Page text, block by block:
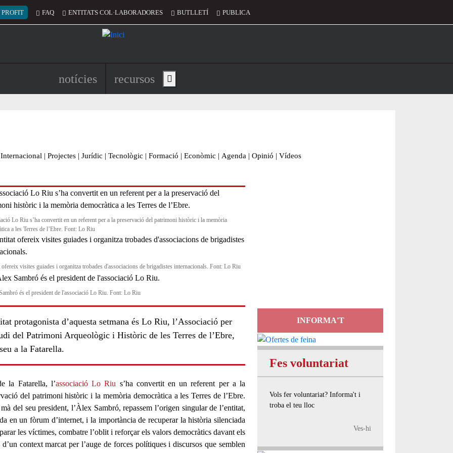
del compte d'usuari
PROFIT FAQ ENTITATS COL·LABORADORES BUTLLETÍ PUBLICA
Navegació principal de l'encapçalament
notícies recursos Show main menu
Internacional | Projectes | Jurídic | Tecnològic | Formació | Econòmic | Agenda | Opinió | Vídeos
Lo Riu s’ha convertit en un referent per a la preservació del patrimoni històric i la memòria
a les Terres de l’Ebre. Font: Lo Riu
visites guiades i organitza trobades d'associacions de brigadistes internacionals. Font: Lo Riu
és el president de l'associació Lo Riu. Font: Lo Riu
protagonista d’aquesta setmana és Lo Riu, l’Associació per
del Patrimoni Arqueològic i Històric de les Terres de l’Ebre,
a la Fatarella.
la Fatarella, l’associació Lo Riu s’ha convertit en un referent per a la
del patrimoni històric i la memòria democràtica a lesTerres de l’Ebre.
del seu president, l’Àlex Sambró, repassem l’origen singular de l’entitat,
en un fòrum d’internet, i la importància de recuperar la història silenciada
les víctimes, combatre l’oblit i reforçar els valors democràticsdavant els
d’un context marcat per l’auge de forces polítiques i discursos que semblen
INFORMA'T
Fes voluntariat
Vols fer voluntariat? Informa't i
troba el teu lloc
Ves-hi